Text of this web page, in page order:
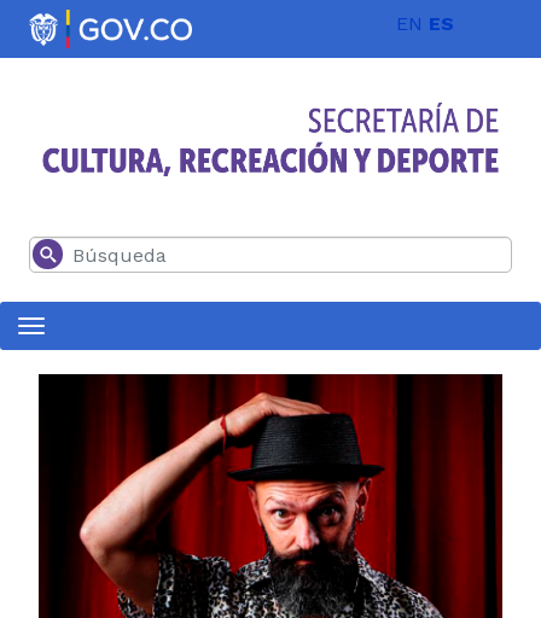
Pasar al contenido principal EN ES
Buscar